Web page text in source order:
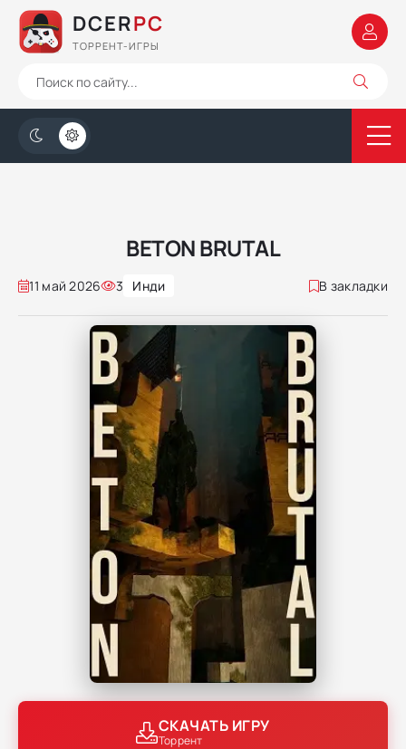
DCERPC
ТОРРЕНТ-ИГРЫ
BETON BRUTAL
11 май 2026 3 Инди В закладки
СКАЧАТЬ ИГРУ
Торрент